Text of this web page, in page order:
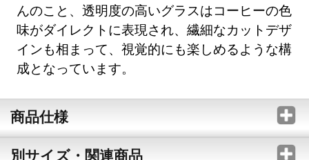
んのこと、透明度の高いグラスはコーヒーの色
味がダイレクトに表現され、繊細なカットデザ
インも相まって、視覚的にも楽しめるような構
成となっています。
商品仕様
別サイズ・関連商品